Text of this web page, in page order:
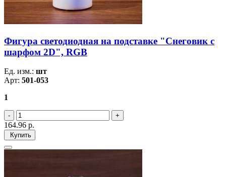
Фигура светодиодная на подставке "Снеговик с
шарфом 2D", RGB
Ед. изм.: шт
Арт: 501-053
1
164.96 р.
Купить